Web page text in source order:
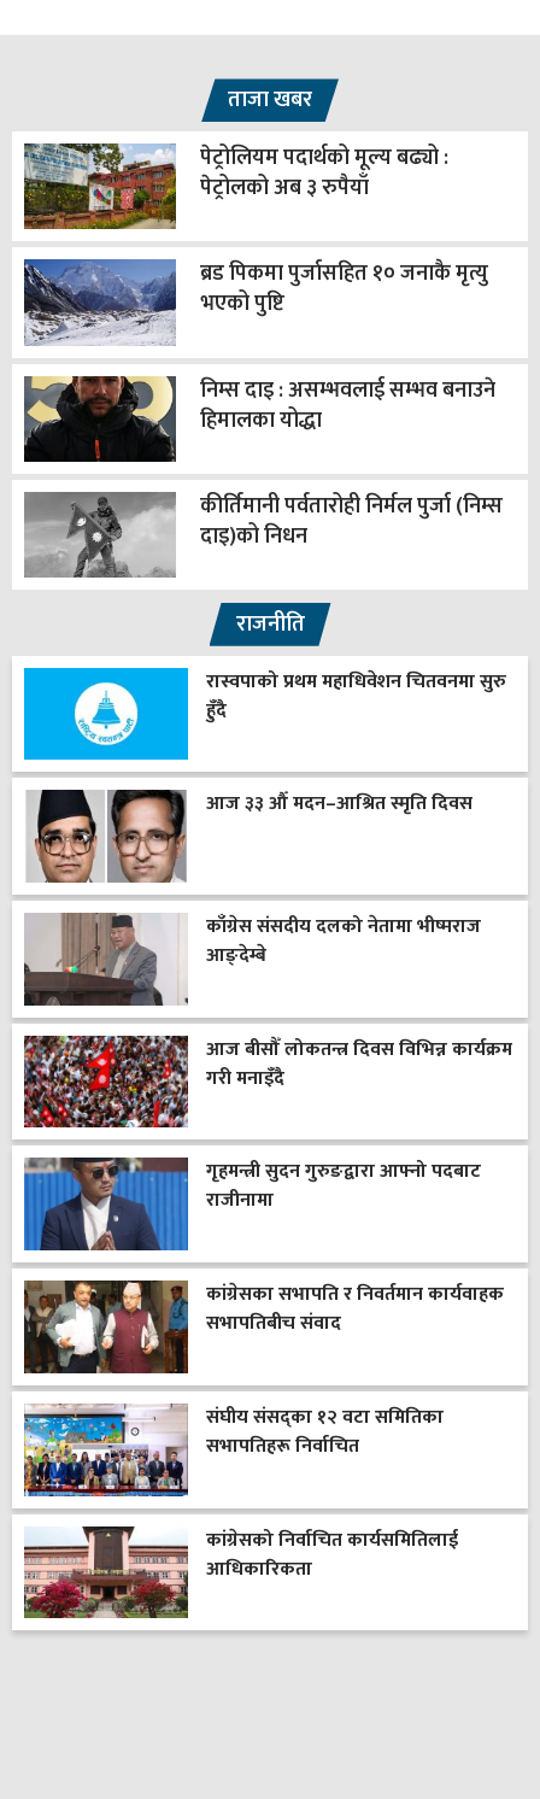
ताजा खबर
पेट्रोलियम पदार्थको मूल्य बढ्यो :
पेट्रोलको अब ३ रुपैयाँ
ब्रड पिकमा पुर्जासहित १० जनाकै मृत्यु
भएको पुष्टि
निम्स दाइ : असम्भवलाई सम्भव बनाउने
हिमालका योद्धा
कीर्तिमानी पर्वतारोही निर्मल पुर्जा (निम्स
दाइ)को निधन
राजनीति
रास्वपाको प्रथम महाधिवेशन चितवनमा सुरु
हुँदै
आज ३३ औँ मदन–आश्रित स्मृति दिवस
काँग्रेस संसदीय दलको नेतामा भीष्मराज
आङ्देम्बे
आज बीसौँ लोकतन्त्र दिवस विभिन्न कार्यक्रम
गरी मनाइँदै
गृहमन्त्री सुदन गुरुङद्वारा आफ्नो पदबाट
राजीनामा
कांग्रेसका सभापति र निवर्तमान कार्यवाहक
सभापतिबीच संवाद
संघीय संसद्का १२ वटा समितिका
सभापतिहरू निर्वाचित
कांग्रेसको निर्वाचित कार्यसमितिलाई
आधिकारिकता